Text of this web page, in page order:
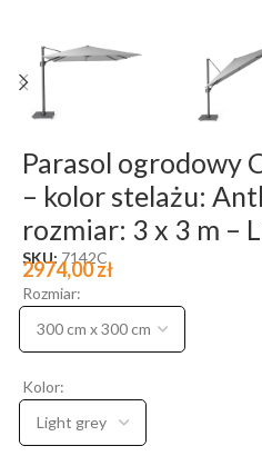
Parasol ogrodowy
– kolor stelażu:
rozmiar: 3 x 3 m –
SKU: 7142C
2974,00zł
Rozmiar:
Kolor: